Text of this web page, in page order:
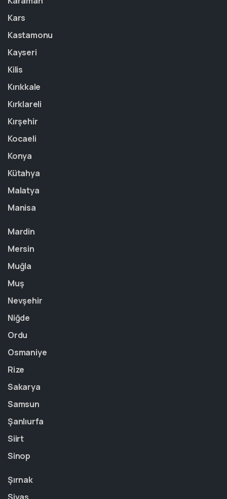
Kars
Kastamonu
Kayseri
Kilis
Kırıkkale
Kırklareli
Kırşehir
Kocaeli
Konya
Kütahya
Malatya
Manisa
Mardin
Mersin
Muğla
Muş
Nevşehir
Niğde
Ordu
Osmaniye
Rize
Sakarya
Samsun
Şanlıurfa
Siirt
Sinop
Şırnak